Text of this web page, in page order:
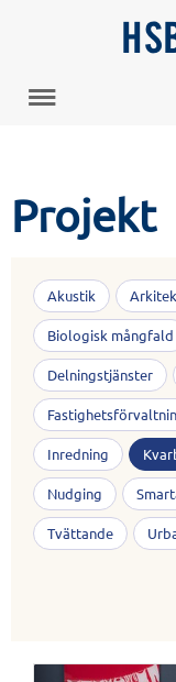
Projekt
Akustik
Biologisk mångfald
Delningstjänster
Inredning
Nudging
Tvättande